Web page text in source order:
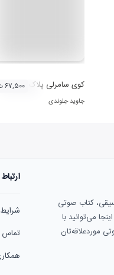
کوی سامرلی پلاک 5
جاوید جلوندی
۶۷,۵۰۰ ت
کتاب صوتی
می‌توانید با
موردعلاقه‌تان
تماس